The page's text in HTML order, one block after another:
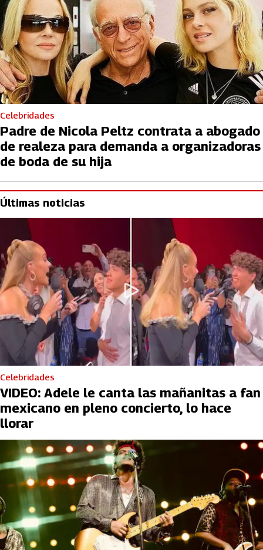
Celebridades
Padre de Nicola Peltz contrata a abogado
de realeza para demanda a organizadoras
de boda de su hija
Últimas noticias
Celebridades
VIDEO: Adele le canta las mañanitas a fan
mexicano en pleno concierto, lo hace
llorar